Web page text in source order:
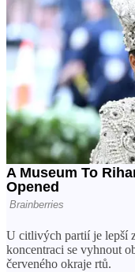
U citlivých partií je lepší
koncentraci se vyhnout
červeného okraje rtů.